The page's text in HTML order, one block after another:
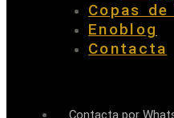
Copas de
Enoblog
Contacta
Contacta por